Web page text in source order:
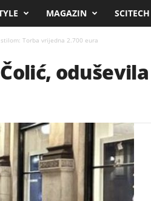
MAGAZIN SCITECH
Torba vrijedna 2.700 eura